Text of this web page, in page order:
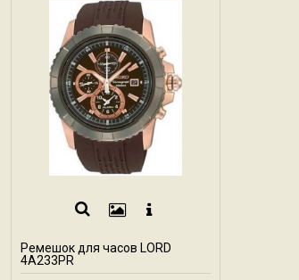
Ремешок для часов LORD
4A233PR